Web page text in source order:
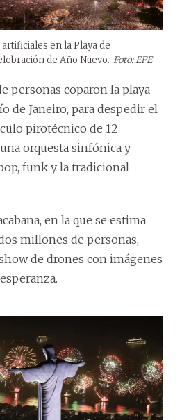
en la Playa de
de Año Nuevo. Foto: EFE
personas coparon la playa
de Janeiro, para despedir el
pirotécnico de 12
orquesta sinfónica y
funk y la tradicional
en la que se estima
millones de personas,
de drones con imágenes